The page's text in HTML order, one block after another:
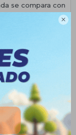

se compara con